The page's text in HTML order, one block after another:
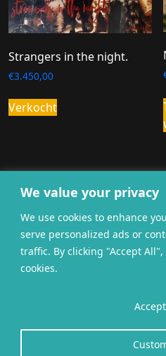
We value your privacy
We use cookies to enhance
serve personalized ads or
traffic. By clicking "Accept
cookies.
Strangers in the night.
€3.450,00
Verkocht
Website